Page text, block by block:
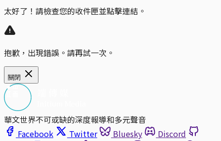
太好了！請檢查您的收件匣並點擊連結。
抱歉，出現錯誤。請再試一次。
關閉
華文世界不可或缺的深度報導和多元聲音
Facebook
Twitter Bluesky
Discord